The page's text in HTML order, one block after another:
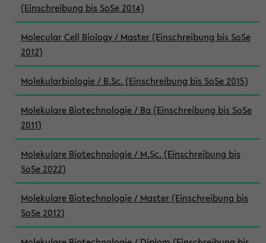
(Einschreibung bis SoSe 2014)
Molecular Cell Biology / Master (Einschreibung bis SoSe
2012)
Molekularbiologie / B.Sc. (Einschreibung bis SoSe 2015)
Molekulare Biotechnologie / Ba (Einschreibung bis SoSe
2011)
Molekulare Biotechnologie / M.Sc. (Einschreibung bis
SoSe 2022)
Molekulare Biotechnologie / Master (Einschreibung bis
SoSe 2012)